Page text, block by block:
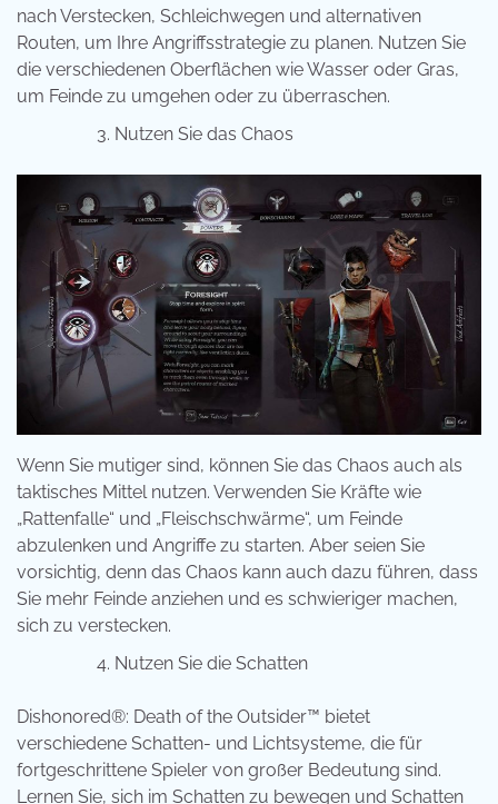
nach Verstecken, Schleichwegen und alternativen
Routen, um Ihre Angriffsstrategie zu planen. Nutzen Sie
die verschiedenen Oberflächen wie Wasser oder Gras,
um Feinde zu umgehen oder zu überraschen.
Nutzen Sie das Chaos
Wenn Sie mutiger sind, können Sie das Chaos auch als
taktisches Mittel nutzen. Verwenden Sie Kräfte wie
„Rattenfalle“ und „Fleischschwärme“, um Feinde
abzulenken und Angriffe zu starten. Aber seien Sie
vorsichtig, denn das Chaos kann auch dazu führen, dass
Sie mehr Feinde anziehen und es schwieriger machen,
sich zu verstecken.
Nutzen Sie die Schatten
Dishonored®: Death of the Outsider™ bietet
verschiedene Schatten- und Lichtsysteme, die für
fortgeschrittene Spieler von großer Bedeutung sind.
Lernen Sie, sich im Schatten zu bewegen und Schatten